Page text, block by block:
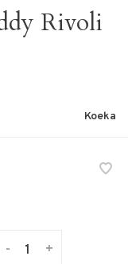
Rivoli
Koeka
+
-